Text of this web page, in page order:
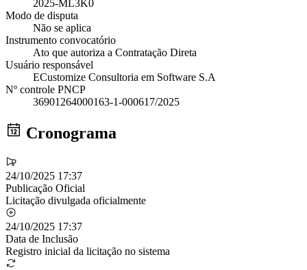
2025-ML3K0
Modo de disputa
Não se aplica
Instrumento convocatório
Ato que autoriza a Contratação Direta
Usuário responsável
ECustomize Consultoria em Software S.A
Nº controle PNCP
36901264000163-1-000617/2025
Cronograma
24/10/2025 17:37
Publicação Oficial
Licitação divulgada oficialmente
24/10/2025 17:37
Data de Inclusão
Registro inicial da licitação no sistema